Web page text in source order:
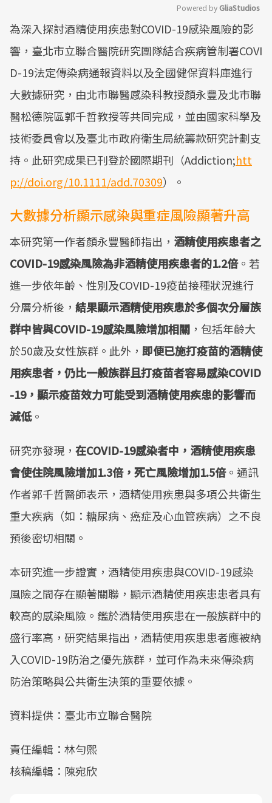
Mute
Powered by GliaStudios
為深入探討酒精使用疾患對COVID-19感染風險的影
響，臺北市立聯合醫院研究團隊結合疾病管制署COVI
D-19法定傳染病通報資料以及全國健保資料庫進行
大數據研究，由北市聯醫感染科教授顏永豐及北市聯
醫松德院區郭千哲教授等共同完成，並由國家科學及
技術委員會以及臺北巿政府衛生局統籌款研究計劃支
持。此研究成果已刊登於國際期刊（Addiction;htt
p://doi.org/10.1111/add.70309）。
大數據分析顯示感染與重症風險顯著升高
本研究第一作者顏永豐醫師指出， 酒精使用疾患者之
COVID-19感染風險為非酒精使用疾患者的1.2倍。若
進一步依年齡、性別及COVID-19疫苗接種狀況進行
分層分析後， 結果顯示酒精使用疾患於多個次分層族
群中皆與COVID-19感染風險增加相關 ，包括年齡大
於50歲及女性族群。此外， 即便已施打疫苗的酒精使
用疾患者，仍比一般族群且打疫苗者容易感染COVID
-19，顯示疫苗效力可能受到酒精使用疾患的影響而
減低。
研究亦發現， 在COVID-19感染者中，酒精使用疾患
會使住院風險增加1.3倍，死亡風險增加1.5倍。通訊
作者郭千哲醫師表示，酒精使用疾患與多項公共衛生
重大疾病（如：糖尿病、癌症及心血管疾病）之不良
預後密切相關。
本研究進一步證實，酒精使用疾患與COVID-19感染
風險之間存在顯著關聯，顯示酒精使用疾患患者具有
較高的感染風險。鑑於酒精使用疾患在一般族群中的
盛行率高，研究結果指出，酒精使用疾患患者應被納
入COVID-19防治之優先族群，並可作為未來傳染病
防治策略與公共衛生決策的重要依據。
資料提供：臺北市立聯合醫院
責任編輯：林勻熙
核稿編輯：陳宛欣